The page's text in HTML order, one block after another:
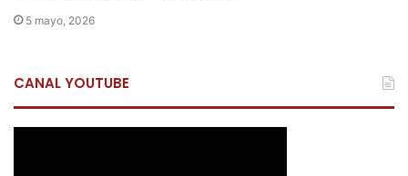
t
i
c
o
5 mayo, 2026
CANAL YOUTUBE